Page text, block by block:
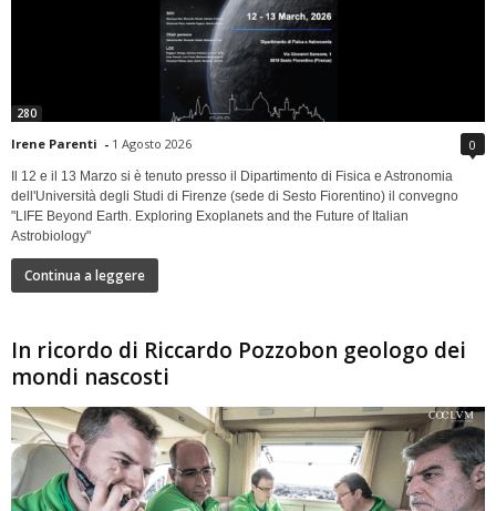
280
Irene Parenti - 1 Agosto 2026 0
Il 12 e il 13 Marzo si è tenuto presso il Dipartimento di Fisica e Astronomia
dell'Università degli Studi di Firenze (sede di Sesto Fiorentino) il convegno
"LIFE Beyond Earth. Exploring Exoplanets and the Future of Italian
Astrobiology"
Continua a leggere
In ricordo di Riccardo Pozzobon geologo dei
mondi nascosti